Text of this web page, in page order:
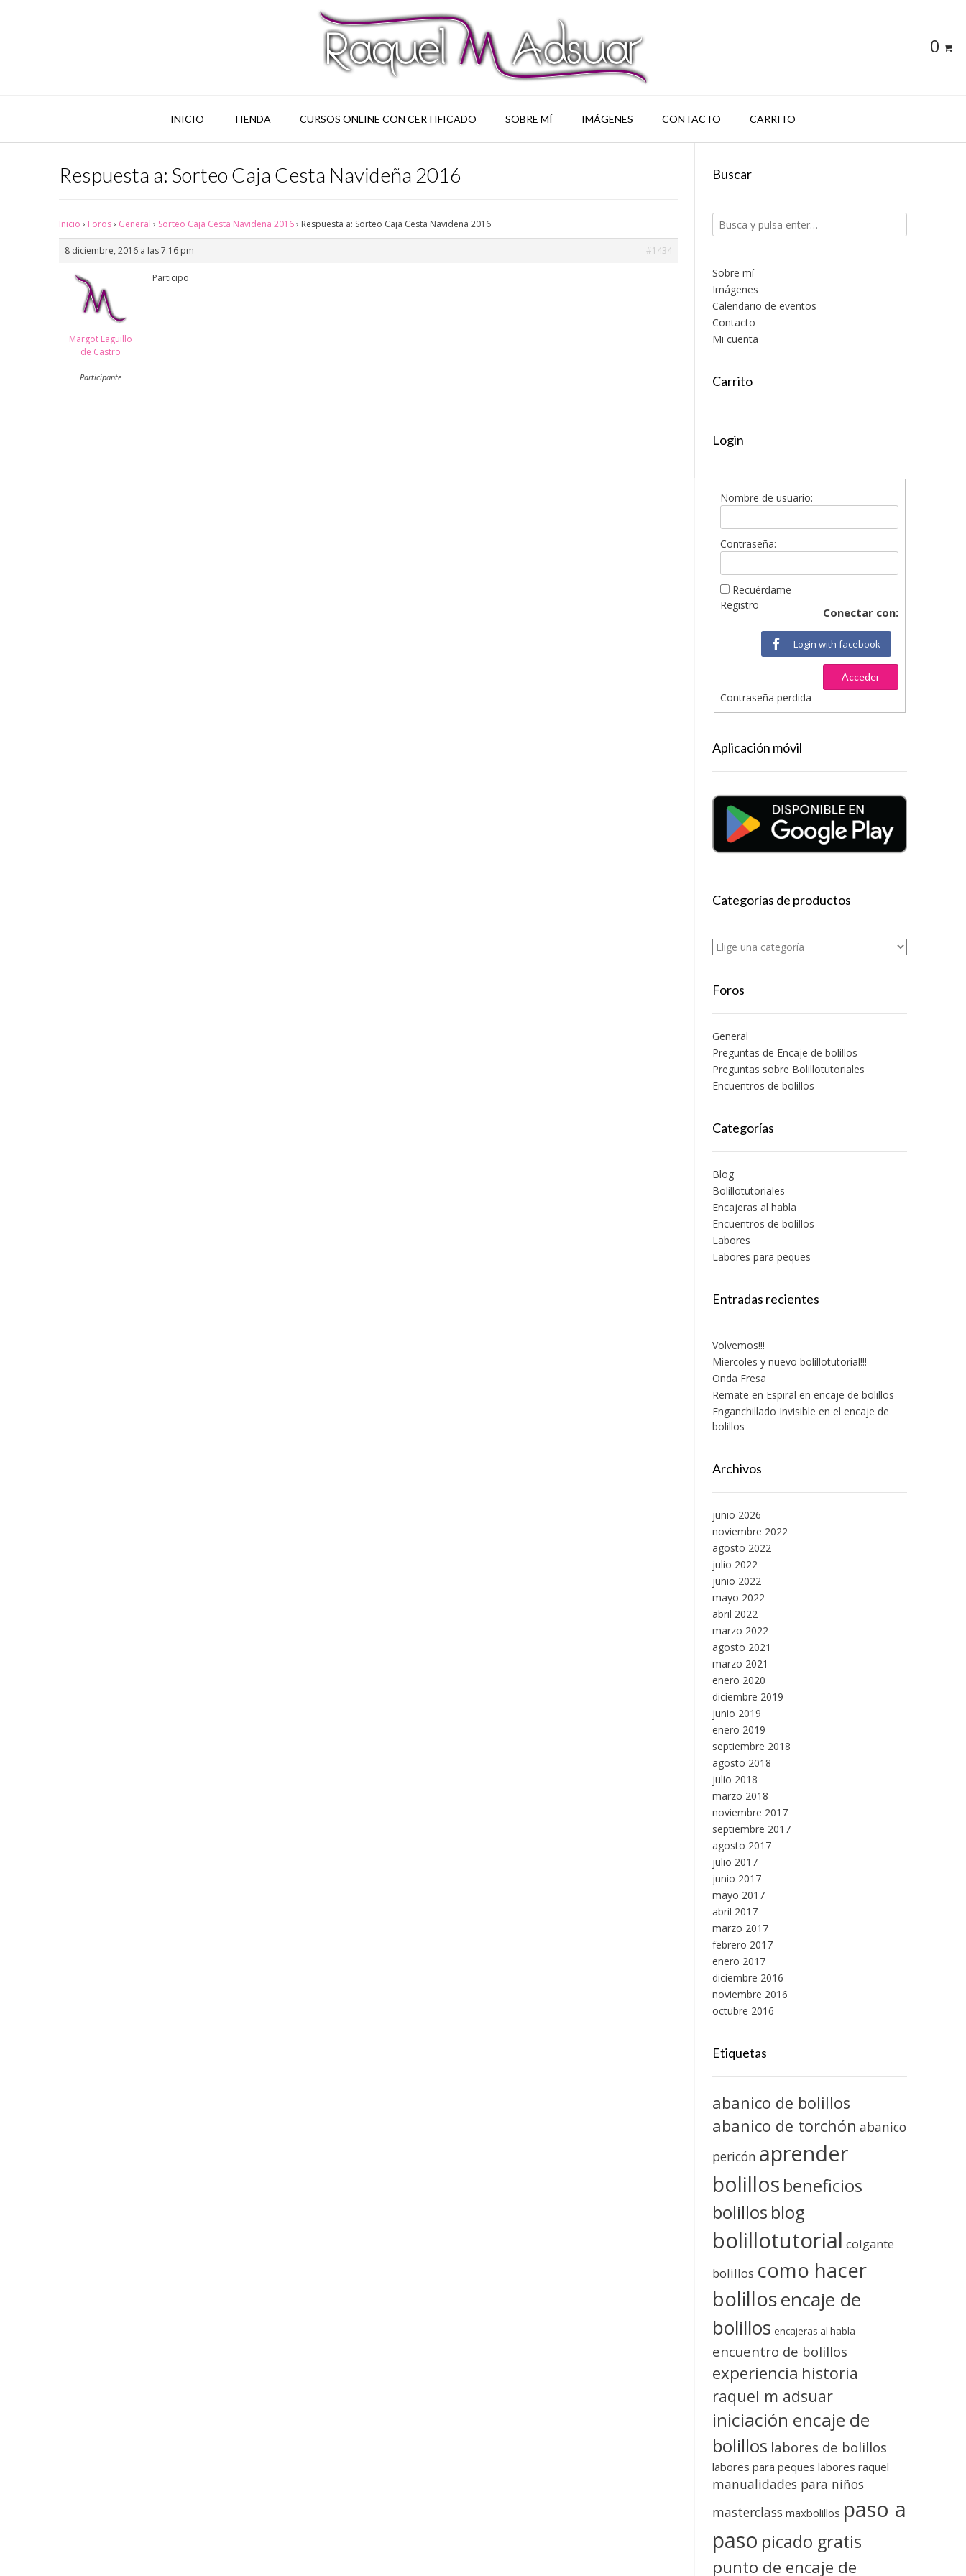
0
INICIO TIENDA CURSOS ONLINE CON CERTIFICADO SOBRE MÍ IMÁGENES CONTACTO CARRITO
Respuesta a: Sorteo Caja Cesta Navideña 2016
Inicio › Foros› General › Sorteo Caja Cesta Navideña 2016› Respuesta a: Sorteo Caja Cesta Navideña 2016
8 diciembre, 2016 a las 7:16 pm #1434
Margot Laguillo
de Castro
Participante
Participo
Buscar
Sobre mí
Imágenes
Calendario de eventos
Contacto
Mi cuenta
Carrito
Login
Nombre de usuario:
Contraseña:
Recuérdame
Conectar con:
Login with facebook
Acceder
Registro
Contraseña perdida
Aplicación móvil
Categorías de productos
Foros
General
Preguntas de Encaje de bolillos
Preguntas sobre Bolillotutoriales
Encuentros de bolillos
Categorías
Blog
Bolillotutoriales
Encajeras al habla
Encuentros de bolillos
Labores
Labores para peques
Entradas recientes
Volvemos!!!
Miercoles y nuevo bolillotutorial!!!
Onda Fresa
Remate en Espiral en encaje de bolillos
Enganchillado Invisible en el encaje de
bolillos
Archivos
junio 2026
noviembre 2022
agosto 2022
julio 2022
junio 2022
mayo 2022
abril 2022
marzo 2022
agosto 2021
marzo 2021
enero 2020
diciembre 2019
junio 2019
enero 2019
septiembre 2018
agosto 2018
julio 2018
marzo 2018
noviembre 2017
septiembre 2017
agosto 2017
julio 2017
junio 2017
mayo 2017
abril 2017
marzo 2017
febrero 2017
enero 2017
diciembre 2016
noviembre 2016
octubre 2016
Etiquetas
abanico de bolillos
abanico de torchón abanico
pericón aprender
bolillos beneficios
bolillos blog
bolillotutorial colgante
bolillos como hacer
bolillosencaje de
bolillos encajeras al habla
encuentro de bolillos
experiencia historia
raquel m adsuar
iniciación encaje de
bolillos labores de bolillos
labores para peques labores raquel
manualidades para niños
masterclass maxbolillos paso a
paso picado gratis
punto de encaje de